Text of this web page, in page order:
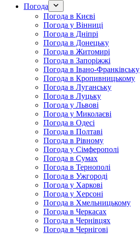
Погода
Погода в Києві
Погода у Вінниці
Погода в Дніпрі
Погода в Донецьку
Погода в Житомирі
Погода в Запоріжжі
Погода в Івано-Франківську
Погода в Кропивницькому
Погода в Луганську
Погода в Луцьку
Погода у Львові
Погода у Миколаєві
Погода в Одесі
Погода в Полтаві
Погода в Рівному
Погода у Сімферополі
Погода в Сумах
Погода в Тернополі
Погода в Ужгороді
Погода у Харкові
Погода у Херсоні
Погода в Хмельницькому
Погода в Черкасах
Погода в Чернівцях
Погода в Чернігові